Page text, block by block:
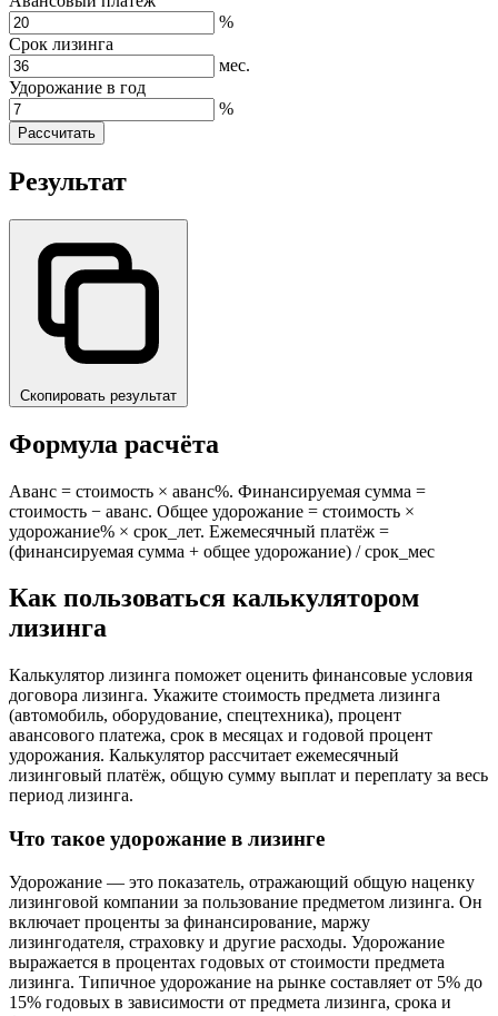
%
Срок лизинга
мес.
Удорожание в год
%
Рассчитать
Результат
Скопировать результат
Формула расчёта
Аванс = стоимость × аванс%. Финансируемая сумма =
стоимость − аванс. Общее удорожание = стоимость ×
удорожание% × срок_лет. Ежемесячный платёж =
(финансируемая сумма + общее удорожание) / срок_мес
Как пользоваться калькулятором
лизинга
Калькулятор лизинга поможет оценить финансовые условия
договора лизинга. Укажите стоимость предмета лизинга
(автомобиль, оборудование, спецтехника), процент
авансового платежа, срок в месяцах и годовой процент
удорожания. Калькулятор рассчитает ежемесячный
лизинговый платёж, общую сумму выплат и переплату за весь
период лизинга.
Что такое удорожание в лизинге
Удорожание — это показатель, отражающий общую наценку
лизинговой компании за пользование предметом лизинга. Он
включает проценты за финансирование, маржу
лизингодателя, страховку и другие расходы. Удорожание
выражается в процентах годовых от стоимости предмета
лизинга. Типичное удорожание на рынке составляет от 5% до
15% годовых в зависимости от предмета лизинга, срока и